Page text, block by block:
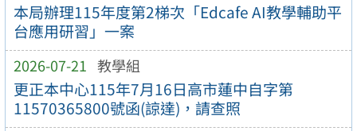
本局辦理115年度第2梯次「Edcafe AI教學輔助平
台應用研習」一案
2026-07-21 教學組
更正本中心115年7月16日高市蓮中自字第
11570365800號函(諒達)，請查照